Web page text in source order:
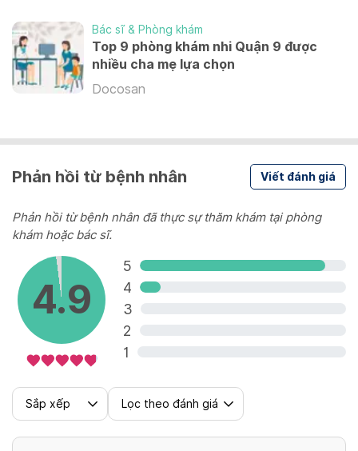
Synflorix
Các bệnh do phế cầu
1,040,000 VND
Các bệnh do phế cầu
1,290,000 VND
Xem thêm
Bác sĩ & Phòng khám
Top 9 phòng khám nhi Quận 9 được
nhiều cha mẹ lựa chọn
Docosan
Phản hồi từ bệnh nhân Viết đánh giá
Phản hồi từ bệnh nhân đã thực sự thăm khám tại phòng
khám hoặc bác sĩ.
4.9
5
4
3
2
1
Sắp xếp Lọc theo đánh giá